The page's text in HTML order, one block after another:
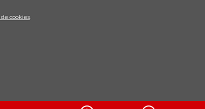
cookies.